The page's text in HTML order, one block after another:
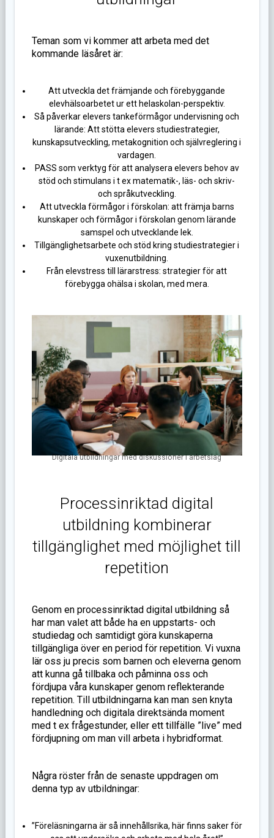
Teman som vi kommer att arbeta med det
kommande läsåret är:
Att utveckla det främjande och förebyggande
elevhälsoarbetet ur ett helaskolan-perspektiv.
Så påverkar elevers tankeförmågor undervisning och
lärande: Att stötta elevers studiestrategier,
kunskapsutveckling, metakognition och självreglering i
vardagen.
PASS som verktyg för att analysera elevers behov av
stöd och stimulans i t ex matematik-, läs- och skriv-
och språkutveckling.
Att utveckla förmågor i förskolan: att främja barns
kunskaper och förmågor i förskolan genom lärande
samspel och utvecklande lek.
Tillgänglighetsarbete och stöd kring studiestrategier i
vuxenutbildning.
Från elevstress till lärarstress: strategier för att
förebygga ohälsa i skolan, med mera.
DIgitala utbildningar med diskussioner i arbetslag
Processinriktad digital
utbildning kombinerar
tillgänglighet med möjlighet till
repetition
Genom en processinriktad digital utbildning så
har man valet att både ha en uppstarts- och
studiedag och samtidigt göra kunskaperna
tillgängliga över en period för repetition. Vi vuxna
lär oss ju precis som barnen och eleverna genom
att kunna gå tillbaka och påminna oss och
fördjupa våra kunskaper genom reflekterande
repetition. Till utbildningarna kan man sen knyta
handledning och digitala direktsända moment
med t ex frågestunder, eller ett tillfälle ”live” med
fördjupning om man vill arbeta i hybridformat.
Några röster från de senaste uppdragen om
denna typ av utbildningar:
”Föreläsningarna är så innehållsrika, här finns saker för